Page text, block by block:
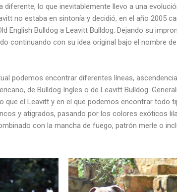
diferente, lo que inevitablemente llevo a una
no estaba en sintonía y decidió, en el año 2005
English Bulldog a Leavitt Bulldog. Dejando su
continuando con su idea original bajo el nombre
podemos encontrar diferentes líneas,
de Bulldog Ingles o de Leavitt Bulldog.
que el Leavitt y en el que podemos encontrar todo
y atigrados, pasando por los colores exóticos
con la mancha de fuego, patrón merle o